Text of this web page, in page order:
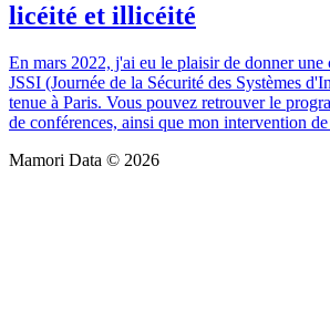
licéité et illicéité
En mars 2022, j'ai eu le plaisir de donner une
JSSI (Journée de la Sécurité des Systèmes
tenue à Paris. Vous pouvez retrouver le
de conférences, ainsi que mon intervention
Mamori Data © 2026